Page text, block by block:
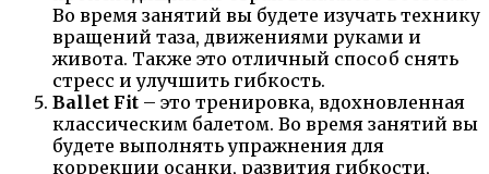
Во время занятий вы будете изучать технику
вращений таза, движениями руками и
живота. Также это отличный способ снять
стресс и улучшить гибкость.
Ballet Fit – это тренировка, вдохновленная
классическим балетом. Во время занятий вы
будете выполнять упражнения для
коррекции осанки, развития гибкости,